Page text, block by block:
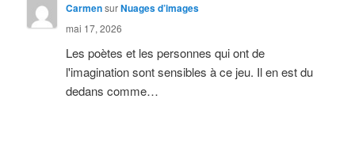
CarmensurNuages d’images
mai 17, 2026
Les poètes et les personnes qui ont de
l'imagination sont sensibles à ce jeu. Il en est du
dedans comme…